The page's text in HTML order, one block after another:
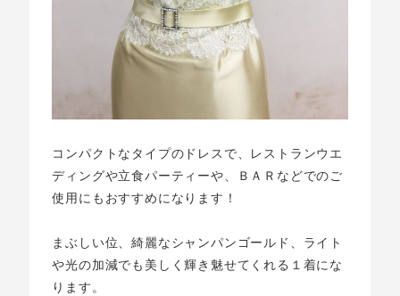
コンパクトなタイプのドレスで、レストランウエ
ディングや立食パーティーや、ＢＡＲなどでのご
使用にもおすすめになります！
まぶしい位、綺麗なシャンパンゴールド、ライト
や光の加減でも美しく輝き魅せてくれる１着にな
ります。